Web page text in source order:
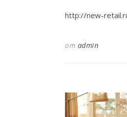
http://new-
от admin